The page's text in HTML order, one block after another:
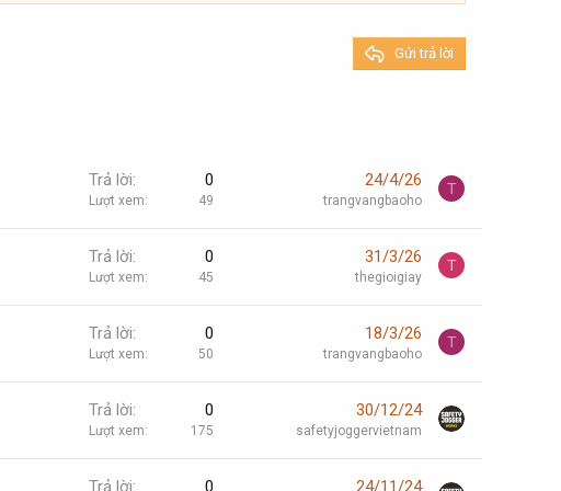
Gửi trả lời
Trả lời 0
Lượt xem 49
24/4/26
trangvangbaoho
T
Trả lời 0
Lượt xem 45
31/3/26
thegioigiay
T
Trả lời 0
Lượt xem 50
18/3/26
trangvangbaoho
T
Trả lời 0
Lượt xem 175
30/12/24
safetyjoggervietnam
Trả lời 0 24/11/24